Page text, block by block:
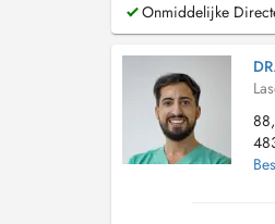
Onmiddelijke